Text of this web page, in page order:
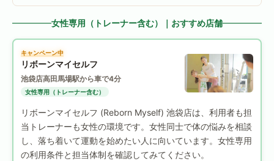
女性専用（トレーナー含む）｜おすすめ店舗
キャンペーン中
リボーンマイセルフ
池袋店高田馬場駅から車で4分
女性専用（トレーナー含む）
リボーンマイセルフ (Reborn Myself) 池袋店は、利用者も担
当トレーナーも女性の環境です。女性同士で体の悩みを相談
し、落ち着いて運動を始めたい人に向いています。女性専用
の利用条件と担当体制を確認してみてください。